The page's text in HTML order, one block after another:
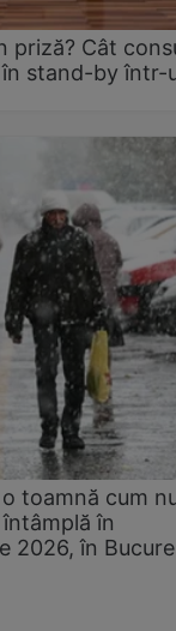
priză? Cât
stand-by într-
toamnă cum
în
2026, în